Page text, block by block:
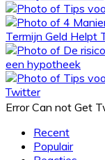
Twitter
Error Can not Get
Recent
Populair